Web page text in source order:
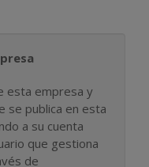
esta empresa y
se publica en esta
a su cuenta
que gestiona
de